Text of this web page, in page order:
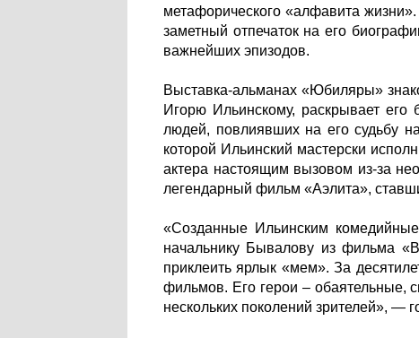
метафорического «алфавита
заметный отпечаток на его
важнейших эпизодов.
Выставка-альманах «Юбиляры»
Игорю Ильинскому, раскрывает
людей, повлиявших на его судьбу
которой Ильинский мастерски
актера настоящим вызовом из-за
легендарный фильм «Аэлита»,
«Созданные Ильинским
начальнику Бывалову из фильма
приклеить ярлык «мем». За
фильмов. Его герои – обаятельные,
нескольких поколений зрителей», —